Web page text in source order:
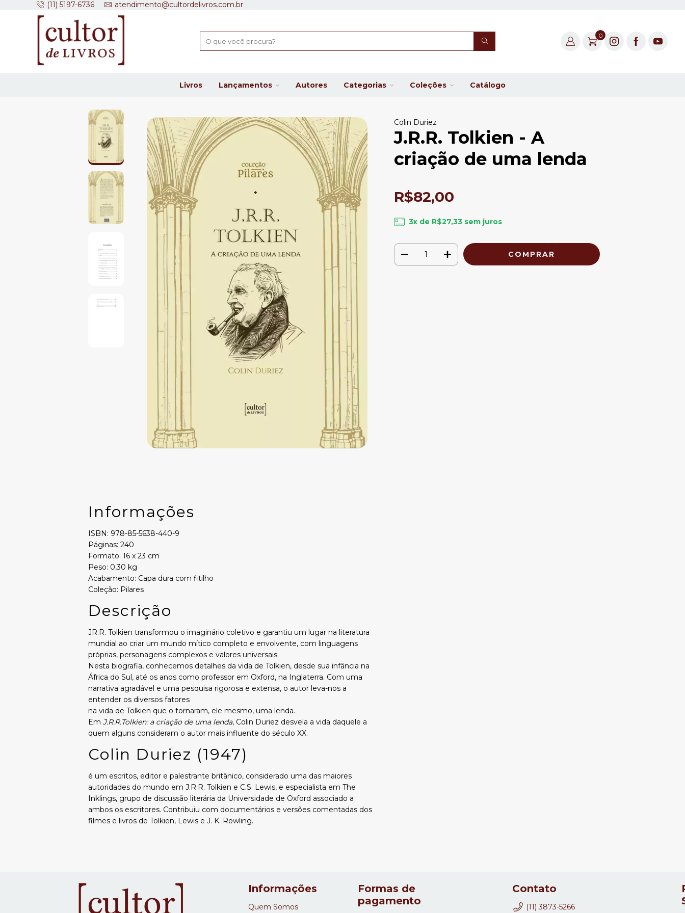
(11) 5197-6736 atendimento@cultordelivros.com.br
0
Livros Lançamentos Autores Categorias Coleções Catálogo
Informações
ISBN: 978-85-5638-440-9
Páginas: 240
Formato: 16 x 23 cm
Peso: 0,30 kg
Acabamento: Capa dura com fitilho
Coleção: Pilares
Descrição
JR.R. Tolkien transformou o imaginário coletivo e garantiu um lugar na literatura
mundial ao criar um mundo mítico completo e envolvente, com linguagens
próprias, personagens complexos e valores universais.
Nesta biografia, conhecemos detalhes da vida de Tolkien, desde sua infância na
África do Sul, até os anos como professor em Oxford, na Inglaterra. Com uma
narrativa agradável e uma pesquisa rigorosa e extensa, o autor leva-nos a
entender os diversos fatores
na vida de Tolkien que o tornaram, ele mesmo, uma lenda.
Em J.R.R.Tolkien: a criação de uma lenda, Colin Duriez desvela a vida daquele a
quem alguns consideram o autor mais influente do século XX.
Colin Duriez (1947)
é um escritos, editor e palestrante britânico, considerado uma das maiores
autoridades do mundo em J.R.R. Tolkien e C.S. Lewis, e especialista em The
Inklings, grupo de discussão literária da Universidade de Oxford associado a
ambos os escritores. Contribuiu com documentários e versões comentadas dos
filmes e livros de Tolkien, Lewis e J. K. Rowling.
Colin Duriez
J.R.R. Tolkien - A
criação de uma lenda
R$82,00
3x de R$27,33sem juros
Informações
Quem Somos
Formas de
pagamento
Contato
(11) 3873-5266